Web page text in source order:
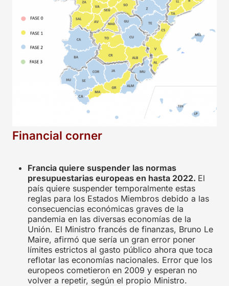
Financial corner
Francia quiere suspender las normas
presupuestarias europeas en hasta 2022. El
país quiere suspender temporalmente estas
reglas para los Estados Miembros debido a las
consecuencias económicas graves de la
pandemia en las diversas economías de la
Unión. El Ministro francés de finanzas, Bruno Le
Maire, afirmó que sería un gran error poner
límites estrictos al gasto público ahora que toca
reflotar las economías nacionales. Error que los
europeos cometieron en 2009 y esperan no
volver a repetir, según el propio Ministro.